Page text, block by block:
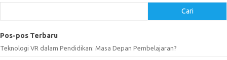
Cari
Pos-pos Terbaru
Teknologi VR dalam Pendidikan: Masa Depan Pembelajaran?